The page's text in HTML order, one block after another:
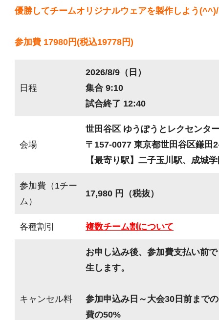
優勝してチームオリジナルウェアを製作しよう(^^)/
参加費 17980円(税込19778円)
日程
2026/8/9（日）
集合 9:10
試合終了 12:40
会場
世田谷区 ゆうぽうとレクセンタ
〒157-0077 東京都世田谷区鎌田
【最寄り駅】二子玉川駅、成城
参加費（1チー
ム）
17,980 円（税抜）
各種割引 複数チーム割について
キャンセル料
お申し込み後、参加費支払い前
生します。
参加申込み日～大会30日前まで
費の50%